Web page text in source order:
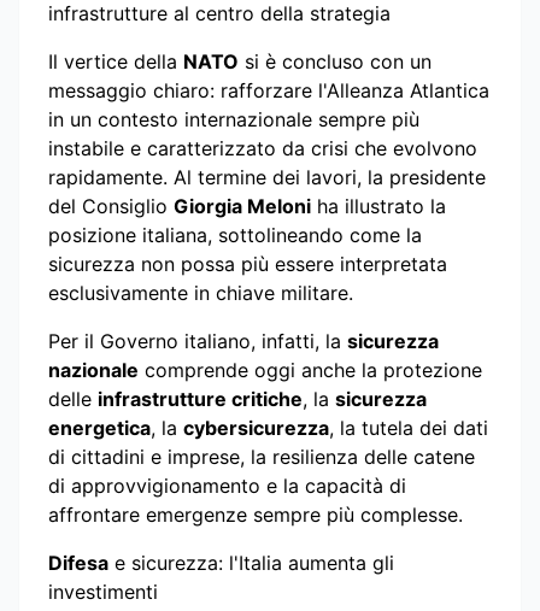
infrastrutture al centro della strategia
Il vertice della NATO si è concluso con un
messaggio chiaro: rafforzare l'Alleanza Atlantica
in un contesto internazionale sempre più
instabile e caratterizzato da crisi che evolvono
rapidamente. Al termine dei lavori, la presidente
del Consiglio Giorgia Meloni ha illustrato la
posizione italiana, sottolineando come la
sicurezza non possa più essere interpretata
esclusivamente in chiave militare.
Per il Governo italiano, infatti, la sicurezza
nazionale comprende oggi anche la protezione
delle infrastrutture critiche, la sicurezza
energetica, la cybersicurezza, la tutela dei dati
di cittadini e imprese, la resilienza delle catene
di approvvigionamento e la capacità di
affrontare emergenze sempre più complesse.
Difesa e sicurezza: l'Italia aumenta gli
investimenti